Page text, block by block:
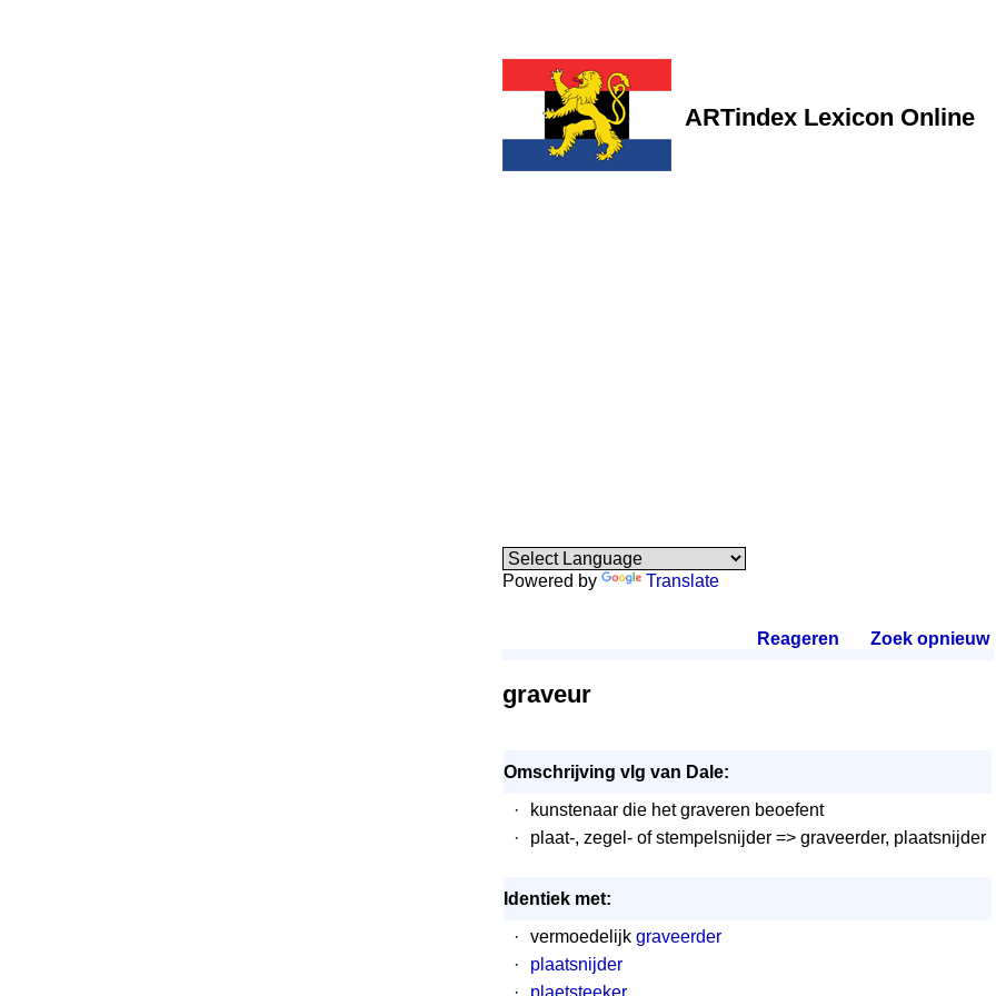
ARTindex Lexicon Online
Powered by Translate
Reageren Zoek opnieuw.
graveur
Omschrijving vlg van Dale:
·
kunstenaar die het graveren beoefent
·
plaat-, zegel- of stempelsnijder => graveerder, plaatsnijder
Identiek met:
·
vermoedelijk graveerder
·
plaatsnijder
·
plaetsteeker